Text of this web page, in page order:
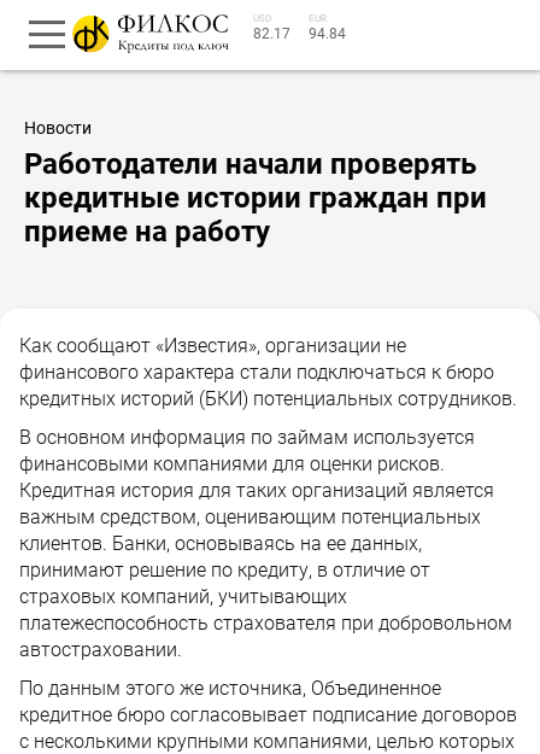
USD
82.17
EUR
94.84
Новости
Работодатели начали проверять
кредитные истории граждан при
приеме на работу
Как сообщают «Известия», организации не
финансового характера стали подключаться к бюро
кредитных историй (БКИ) потенциальных сотрудников.
В основном информация по займам используется
финансовыми компаниями для оценки рисков.
Кредитная история для таких организаций является
важным средством, оценивающим потенциальных
клиентов. Банки, основываясь на ее данных,
принимают решение по кредиту, в отличие от
страховых компаний, учитывающих
платежеспособность страхователя при добровольном
автостраховании.
По данным этого же источника, Объединенное
кредитное бюро согласовывает подписание договоров
с несколькими крупными компаниями, целью которых